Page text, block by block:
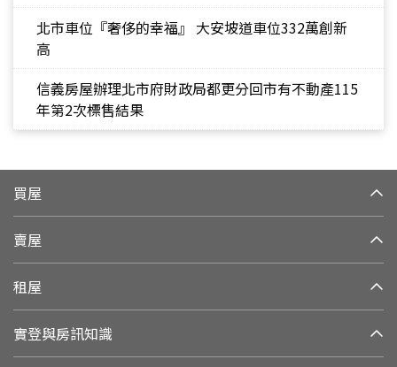
北市車位『奢侈的幸福』 大安坡道車位332萬創新
高
信義房屋辦理北市府財政局都更分回市有不動產115
年第2次標售結果
買屋
賣屋
租屋
實登與房訊知識